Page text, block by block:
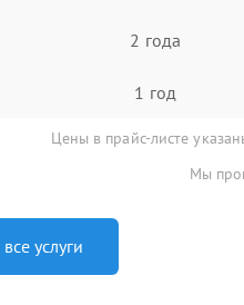
2 года
1 год
Цены в прайс-листе
Мы
услуги